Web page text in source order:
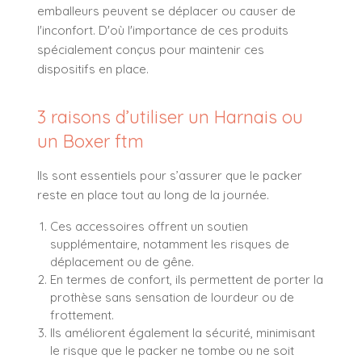
emballeurs peuvent se déplacer ou causer de
l'inconfort. D'où l'importance de ces produits
spécialement conçus pour maintenir ces
dispositifs en place.
3 raisons d’utiliser un Harnais ou
un Boxer ftm
Ils sont essentiels pour s’assurer que le packer
reste en place tout au long de la journée.
Ces accessoires offrent un soutien
supplémentaire, notamment les risques de
déplacement ou de gêne.
En termes de confort, ils permettent de porter la
prothèse sans sensation de lourdeur ou de
frottement.
Ils améliorent également la sécurité, minimisant
le risque que le packer ne tombe ou ne soit